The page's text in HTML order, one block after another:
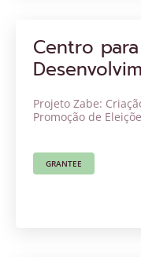
Centro
Africa)
Projeto Zabe:
Promoção de
GRANTEE